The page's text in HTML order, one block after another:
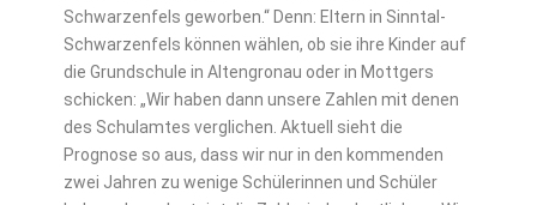
Schwarzenfels geworben.“ Denn: Eltern in Sinntal-
Schwarzenfels können wählen, ob sie ihre Kinder auf
die Grundschule in Altengronau oder in Mottgers
schicken: „Wir haben dann unsere Zahlen mit denen
des Schulamtes verglichen. Aktuell sieht die
Prognose so aus, dass wir nur in den kommenden
zwei Jahren zu wenige Schülerinnen und Schüler